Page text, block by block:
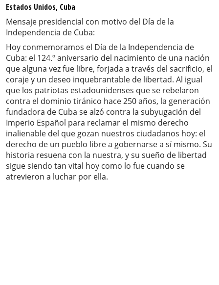
Estados Unidos, Cuba
Mensaje presidencial con motivo del Día de la
Independencia de Cuba:
Hoy conmemoramos el Día de la Independencia de
Cuba: el 124.º aniversario del nacimiento de una nación
que alguna vez fue libre, forjada a través del sacrificio, el
coraje y un deseo inquebrantable de libertad. Al igual
que los patriotas estadounidenses que se rebelaron
contra el dominio tiránico hace 250 años, la generación
fundadora de Cuba se alzó contra la subyugación del
Imperio Español para reclamar el mismo derecho
inalienable del que gozan nuestros ciudadanos hoy: el
derecho de un pueblo libre a gobernarse a sí mismo. Su
historia resuena con la nuestra, y su sueño de libertad
sigue siendo tan vital hoy como lo fue cuando se
atrevieron a luchar por ella.